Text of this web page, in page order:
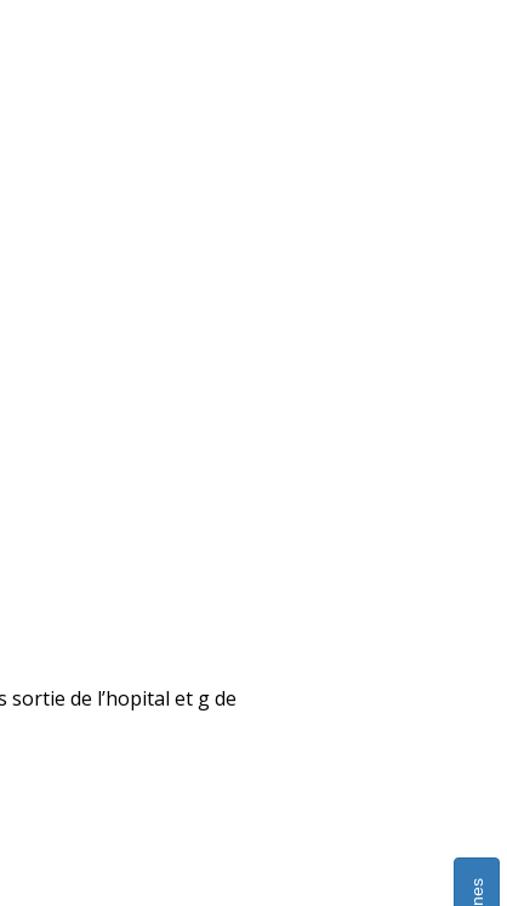
sortie de l’hopital et g de